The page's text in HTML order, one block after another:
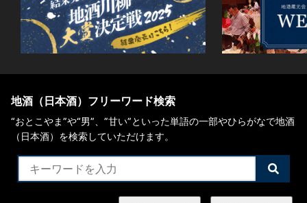
地酒（日本酒）フリーワード検索
“おとこやま”や“男”、”甘い”といった単語の一部やひらがなで地酒
（日本酒）を検索していただけます。
検
索